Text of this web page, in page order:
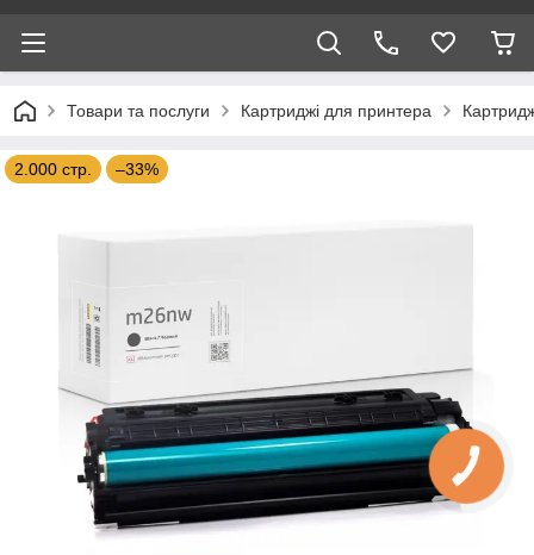
Товари та послуги Картриджі для принтера
2.000 стр. –33%